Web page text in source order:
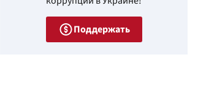
Поддержать